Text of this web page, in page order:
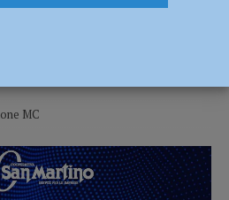
via il BAF – Bibiena
MC